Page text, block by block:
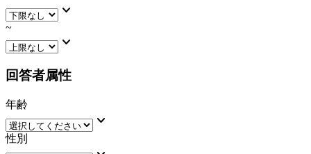
keyboard_arrow_down
~
keyboard_arrow_down
回答者属性
年齢
keyboard_arrow_down
性別